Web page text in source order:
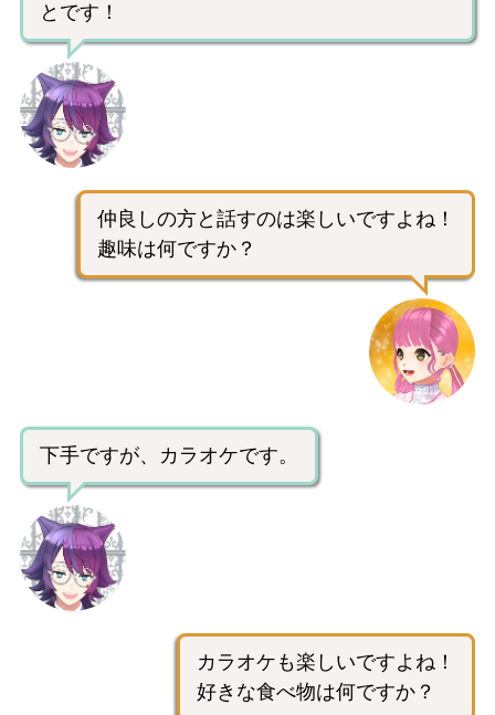
とです！
仲良しの方と話すのは楽しいですよね！
趣味は何ですか？
下手ですが、カラオケです。
カラオケも楽しいですよね！
好きな食べ物は何ですか？